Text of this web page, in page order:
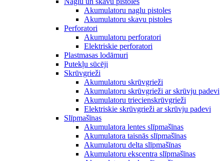
Akumulatoru naglu pistoles
Akumulatoru skavu pistoles
Perforatori
Akumulatoru perforatori
Elektriskie perforatori
Plastmasas lodāmuri
Putekļu sūcēji
Skrūvgrieži
Akumulatoru skrūvgrieži
Akumulatoru skrūvgrieži ar skrūvju padevi
Akumulatoru triecienskrūvgrieži
Elektriskie skrūvgrieži ar skrūvju padevi
Slīpmašīnas
Akumulatora lentes slīpmašīnas
Akumulatora taisnās slīpmašīnas
Akumulatoru delta slīpmašīnas
Akumulatoru ekscentra slīpmašīnas